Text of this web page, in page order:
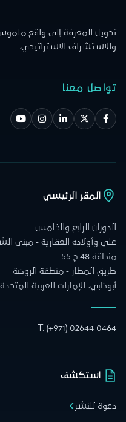
تحويل المعرفة إلى واقع
والاستشراف الاستراتيجي.
تواصل معنا
المقر الرئيسي
الدوران الرابع والخامس
علي وأولاده العقارية - مبنى
منطقة 48 ج 55
طريق المطار - منطقة الروضة
أبوظبي، الإمارات العربية المتحدة
T. (+971) 02644 0464
استكشف
دعوة للنشر